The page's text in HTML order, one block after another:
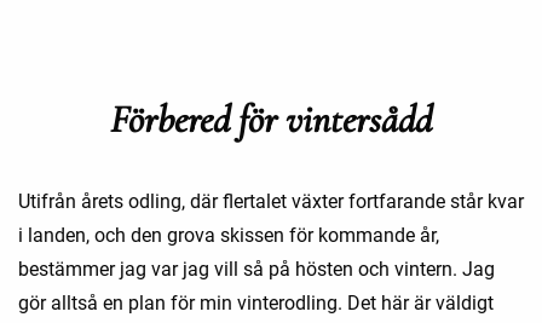
Förbered för vintersådd
Utifrån årets odling, där flertalet växter fortfarande står kvar
i landen, och den grova skissen för kommande år,
bestämmer jag var jag vill så på hösten och vintern. Jag
gör alltså en plan för min vinterodling. Det här är väldigt